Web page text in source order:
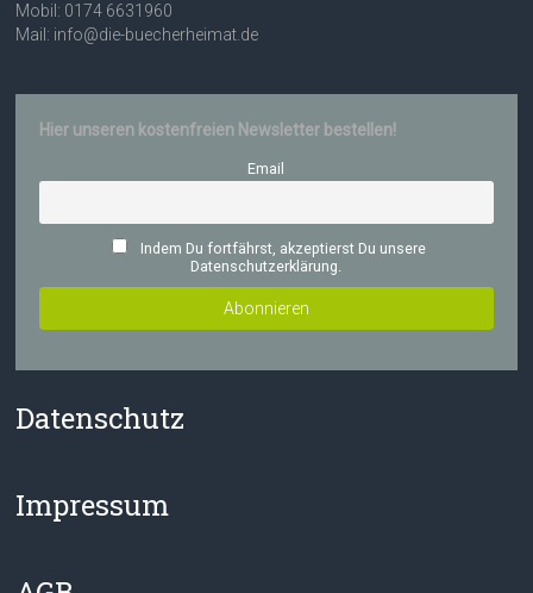
Mobil: 0174 6631960
Mail: info@die-buecherheimat.de
Hier unseren kostenfreien Newsletter bestellen!
Email
Indem Du fortfährst, akzeptierst Du unsere
Datenschutzerklärung.
Datenschutz
Impressum